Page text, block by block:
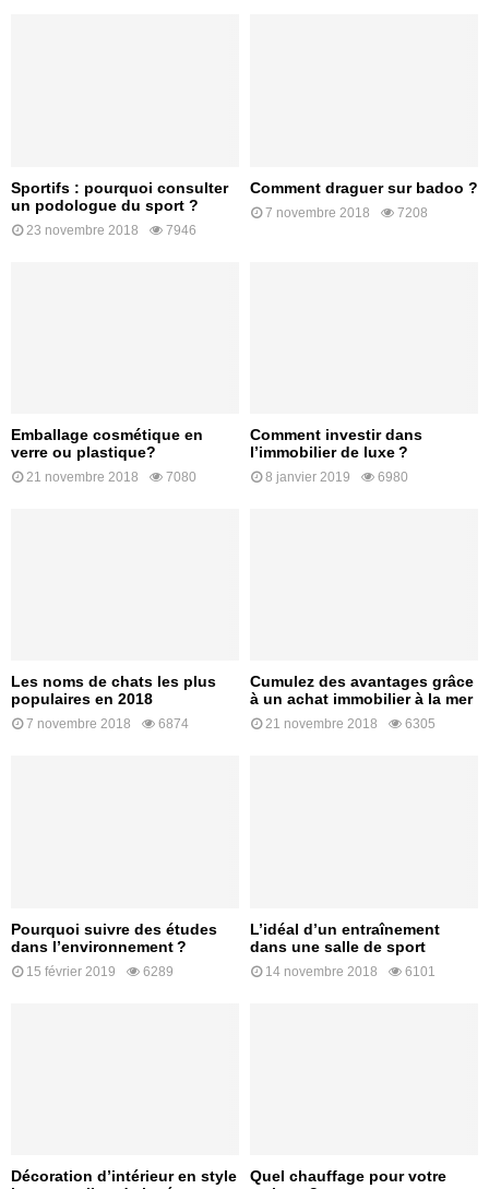
Sportifs : pourquoi consulter
un podologue du sport ?
23 novembre 2018 7946
Comment draguer sur badoo ?
7 novembre 2018 7208
Emballage cosmétique en
verre ou plastique?
21 novembre 2018 7080
Comment investir dans
l’immobilier de luxe ?
8 janvier 2019 6980
Les noms de chats les plus
populaires en 2018
7 novembre 2018 6874
Cumulez des avantages grâce
à un achat immobilier à la mer
21 novembre 2018 6305
Pourquoi suivre des études
dans l’environnement ?
15 février 2019 6289
L’idéal d’un entraînement
dans une salle de sport
14 novembre 2018 6101
Décoration d’intérieur en style
Quel chauffage pour votre